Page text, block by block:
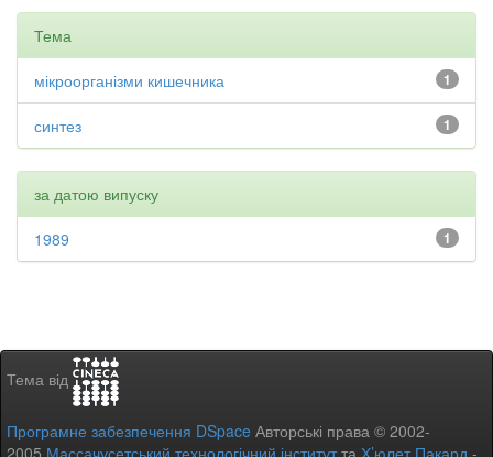
Тема
1
мікроорганізми кишечника
1
синтез
за датою випуску
1
1989
Тема від
Програмне забезпечення DSpace Авторські права © 2002-
2005 Массачусетський технологічний інститутта Х’юлет Пакард -